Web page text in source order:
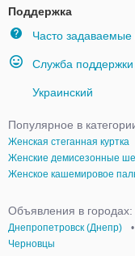
Поддержка
Часто
Служба поддержки
Украинский
Популярное в
Женская стеганная куртка
Женские демисезонные
Женское кашемировое
Объявления в городах:
Днепропетровск (Днепр)
•
Черновцы